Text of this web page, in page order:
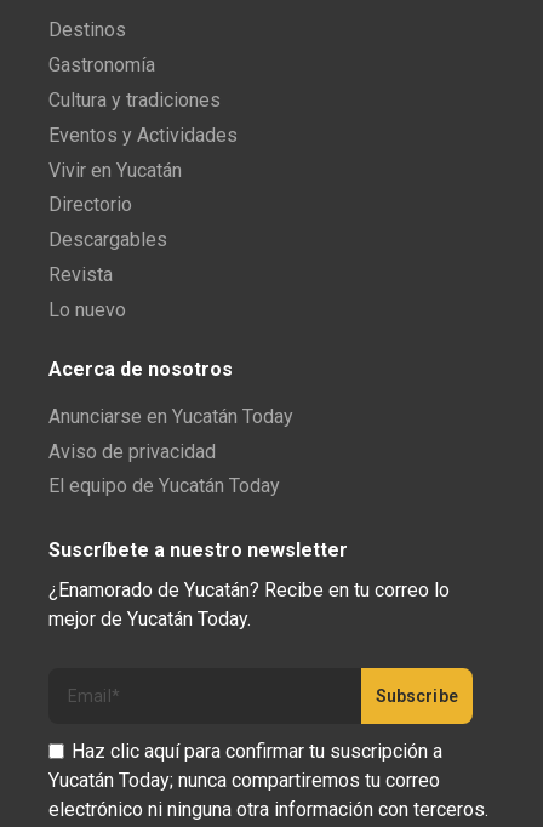
Destinos
Gastronomía
Cultura y tradiciones
Eventos y Actividades
Vivir en Yucatán
Directorio
Descargables
Revista
Lo nuevo
Acerca de nosotros
Anunciarse en Yucatán Today
Aviso de privacidad
El equipo de Yucatán Today
Suscríbete a nuestro newsletter
¿Enamorado de Yucatán? Recibe en tu correo lo
mejor de Yucatán Today.
Haz clic aquí para confirmar tu suscripción a
Yucatán Today; nunca compartiremos tu correo
electrónico ni ninguna otra información con terceros.